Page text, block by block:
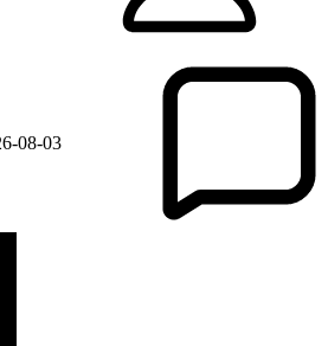
08-03